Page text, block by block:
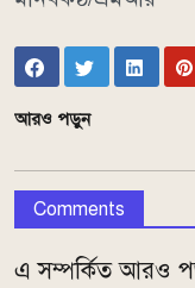
আরও পড়ুন
Comments
এ সম্পর্কিত আরও